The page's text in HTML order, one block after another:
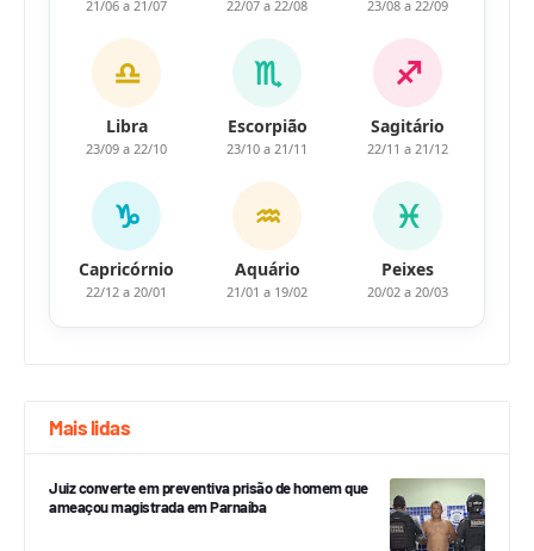
21/06 a 21/07 22/07 a 22/08 23/08 a 22/09
♎
Libra
23/09 a 22/10
♏
Escorpião
23/10 a 21/11
♐
Sagitário
22/11 a 21/12
♑
Capricórnio
22/12 a 20/01
♒
Aquário
21/01 a 19/02
♓
Peixes
20/02 a 20/03
Mais lidas
Juiz converte em preventiva prisão de homem que
ameaçou magistrada em Parnaíba